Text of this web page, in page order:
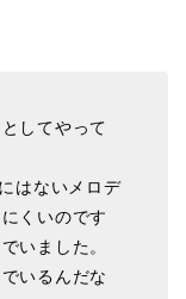
してやって
はないメロデ
くいのです
いました。
いるんだな